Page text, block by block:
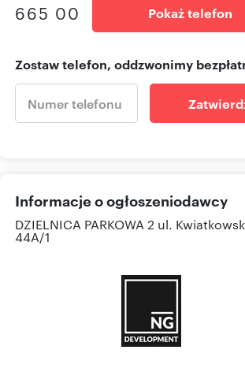
665 00 Pokaż telefon
Zostaw telefon, oddzwonimy
Informacje o ogłoszeniodawcy
DZIELNICA PARKOWA 2 ul.
44A/1